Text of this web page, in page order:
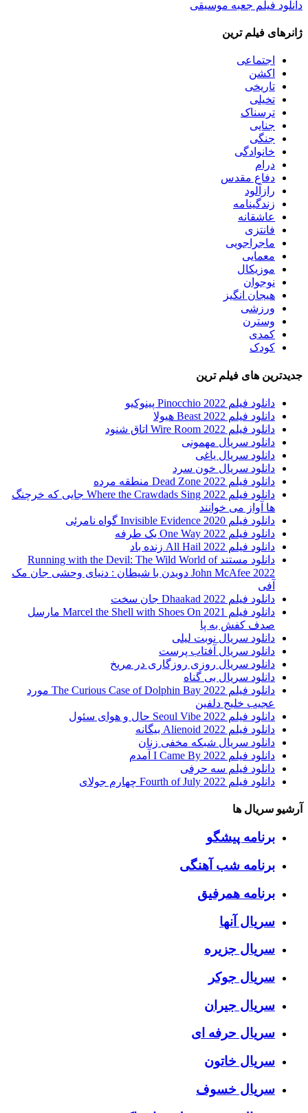
دانلود فیلم جعبه موسیقی
ژانرهای فیلم ترین
اجتماعی
اکشن
تاریخی
تخیلی
ترسناک
جنایی
جنگی
خانوادگی
درام
دفاع مقدس
رازآلود
زندگینامه
عاشقانه
فانتزی
ماجراجویی
معمایی
موزیکال
نوجوان
هیجان انگیز
ورزشی
وسترن
کمدی
کودک
جدیدترین های فیلم ترین
دانلود فیلم Pinocchio 2022 پینوکیو
دانلود فیلم Beast 2022 هیولا
دانلود فیلم Wire Room 2022 اتاق شنود
دانلود سریال مهمونی
دانلود سریال یاغی
دانلود سریال خون سرد
دانلود فیلم 2022 Dead Zone منطقه مرده
دانلود فیلم Where the Crawdads Sing 2022 جایی که خرچنگ
ها آواز می خوانند
دانلود فیلم 2020 Invisible Evidence گواه نامرئی
دانلود فیلم One Way 2022 یک طرفه
دانلود فیلم All Hail 2022 زنده باد
دانلود مستند Running with the Devil: The Wild World of
John McAfee 2022 دویدن با شیطان : دنیای وحشی جان مک
آفی
دانلود فیلم Dhaakad 2022 جان سخت
دانلود فیلم Marcel the Shell with Shoes On 2021 مارسل
صدف کفش به پا
دانلود سریال نوبت لیلی
دانلود سریال آفتاب پرست
دانلود سریال روزی روزگاری در مریخ
دانلود سریال بی گناه
دانلود فیلم The Curious Case of Dolphin Bay 2022 مورد
عجیب خلیج دلفین
دانلود فیلم Seoul Vibe 2022 حال و هوای سئول
دانلود فیلم Alienoid 2022 بیگانه
دانلود سریال شبکه مخفی زنان
دانلود فیلم I Came By 2022 آمدم
دانلود فیلم سه حرفی
دانلود فیلم Fourth of July 2022 چهارم جولای
آرشیو سریال ها
برنامه پیشگو
برنامه شب آهنگی
برنامه همرفیق
سریال آنها
سریال جزیره
سریال جوکر
سریال جیران
سریال حرفه ای
سریال خاتون
سریال خسوف